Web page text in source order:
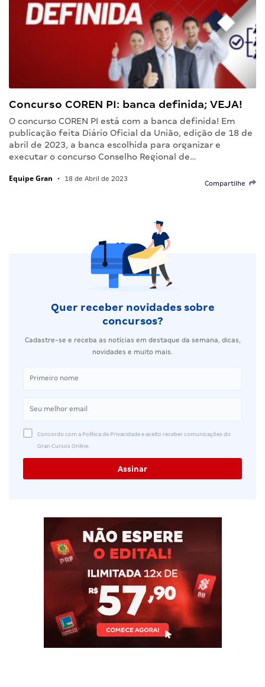
Concurso COREN PI: banca definida; VEJA!
O concurso COREN PI está com a banca definida! Em
publicação feita Diário Oficial da União, edição de 18 de
abril de 2023, a banca escolhida para organizar e
executar o concurso Conselho Regional de…
Equipe Gran • 18 de Abril de 2023
Compartilhe
Quer receber novidades sobre
concursos?
Cadastre-se e receba as notícias em destaque da semana, dicas,
novidades e muito mais.
Concordo com a Política de Privacidade e aceito receber comunicações do
Gran Cursos Online.